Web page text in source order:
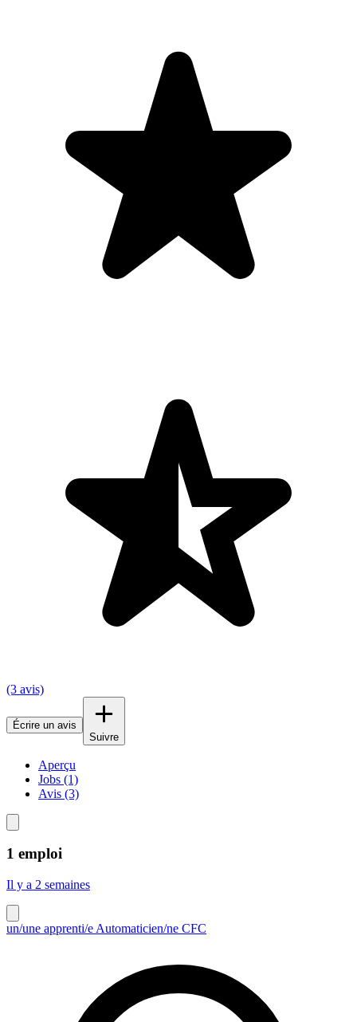
(3 avis)
Écrire un avis
Suivre
Aperçu
Jobs (1)
Avis (3)
1 emploi
Il y a 2 semaines
un/une apprenti/e Automaticien/ne CFC